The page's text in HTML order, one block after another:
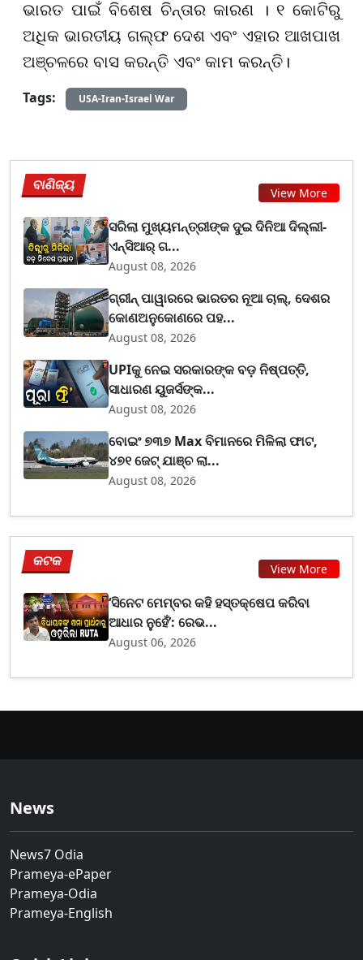
ଭାରତ ପାଇଁ ବିଶେଷ ଚିନ୍ତାର କାରଣ । ୧ କୋଟିରୁ
ଅଧିକ ଭାରତୀୟ ଗଲ୍ଫ ଦେଶ ଏବଂ ଏହାର ଆଖପାଖ
ଅଞ୍ଚଳରେ ବାସ କରନ୍ତି ଏବଂ କାମ କରନ୍ତି।
Tags:
USA-Iran-Israel War
ବାଣିଜ୍ୟ View More
ସରିଲା ମୁଖ୍ୟମନ୍ତ୍ରୀଙ୍କ ଦୁଇ ଦିନିଆ ଦିଲ୍ଲୀ-
ଏନ୍‌ସିଆର୍ ଗ...
August 08, 2026
ଗ୍ରୀନ୍ ପାୱାରରେ ଭାରତର ନୂଆ ଚାଲ୍, ଦେଶର
କୋଣଅନୁକୋଣରେ ପହ...
August 08, 2026
UPIକୁ ନେଇ ସରକାରଙ୍କ ବଡ଼ ନିଷ୍ପତ୍ତି,
ସାଧାରଣ ୟୁଜର୍ସଙ୍କ...
August 08, 2026
ବୋଇଂ ୭୩୭ Max ବିମାନରେ ମିଳିଲା ଫାଟ,
୪୭୧ ଜେଟ୍ ଯାଞ୍ଚ ଲା...
August 08, 2026
କଟକ View More
‘ସିନେଟ ମେମ୍ବର କହି ହସ୍ତକ୍ଷେପ କରିବା
ଆଧାର ନୁହେଁ’: ରେଭ...
August 06, 2026
News
News7 Odia
Prameya-ePaper
Prameya-Odia
Prameya-English